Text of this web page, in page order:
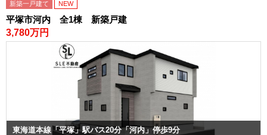
新築一戸建て NEW
平塚市河内 全1棟 新築戸建
3,780万円
東海道本線「平塚」駅バス20分「河内」停歩9分